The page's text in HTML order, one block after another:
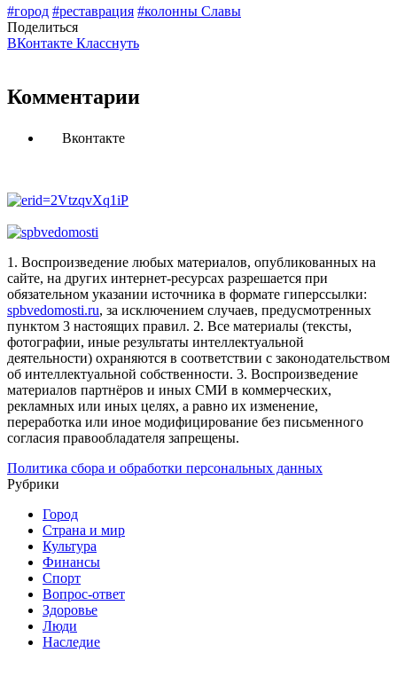
#город #реставрация #колонны Славы
Поделиться
ВКонтакте Класснуть
Комментарии
Вконтакте
1. Воспроизведение любых материалов, опубликованных на
сайте, на других интернет-ресурсах разрешается при
обязательном указании источника в формате гиперссылки:
spbvedomosti.ru, за исключением случаев, предусмотренных
пунктом 3 настоящих правил. 2. Все материалы (тексты,
фотографии, иные результаты интеллектуальной
деятельности) охраняются в соответствии с законодательством
об интеллектуальной собственности. 3. Воспроизведение
материалов партнёров и иных СМИ в коммерческих,
рекламных или иных целях, а равно их изменение,
переработка или иное модифицирование без письменного
согласия правообладателя запрещены.
Политика сбора и обработки персональных данных
Рубрики
Город
Страна и мир
Культура
Финансы
Спорт
Вопрос-ответ
Здоровье
Люди
Наследие